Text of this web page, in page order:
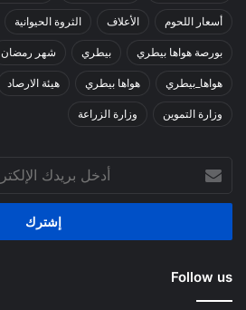
أسعار اللحوم الأعلاف الثروة الحيوانية
بورصة هواها بيطري بيطري شهر رمضان
هواها_بيطري هواها بيطري هيئة الارصاد
وزارة التموين وزارة الزراعة
بريدك
الإلكتروني
Follow us